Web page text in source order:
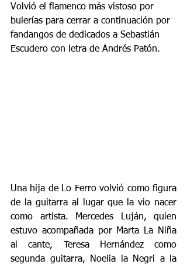
Volvió el flamenco más vistoso por
bulerías para cerrar a continuación por
fandangos de dedicados a Sebastián
Escudero con letra de Andrés Patón.
Una hija de Lo Ferro volvió como figura
de la guitarra al lugar que la vio nacer
como artista. Mercedes Luján, quien
estuvo acompañada por Marta La Niña
al cante, Teresa Hernández como
segunda guitarra, Noelia la Negri a la